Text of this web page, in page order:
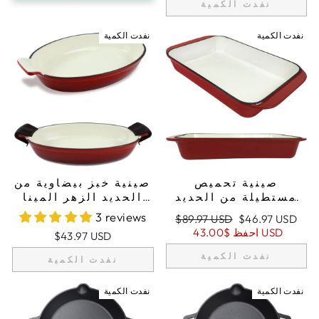
نفدت الكمية
نفدت الكمية
صينية خبز بيضاوية من
الحديد الزهر المينا
بسعة 1.58 كوارت (1,5
لتر)، صينية لازانيا،
صينية تحميص - أحمر
3 reviews
$43.97 USD
نفدت الكمية
نفدت الكمية
صينية تحميص
مستطيلة من الحديد
كسرولة، صينية لازانيا،
صينية تحميص عميقة -
أحمر
السعر
العادي
$89.97 USD سعر
البيع
$46.97 USD
احفظ $43.00 USD
نفدت الكمية
نفدت الكمية نفدت الكمية